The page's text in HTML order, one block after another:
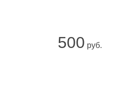
500 руб.